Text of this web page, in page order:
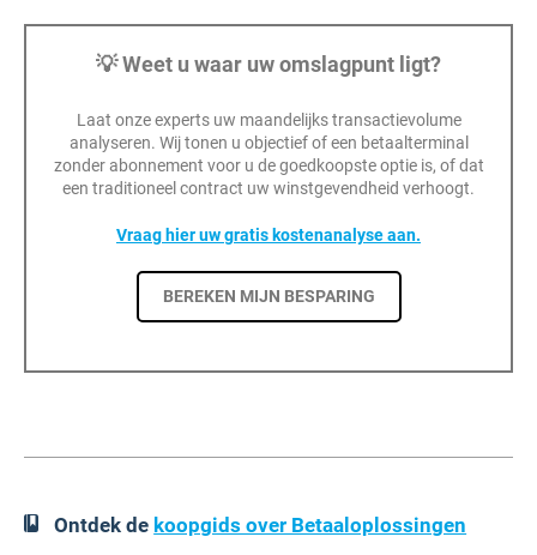
💡 Weet u waar uw omslagpunt ligt?
Laat onze experts uw maandelijks transactievolume
analyseren. Wij tonen u objectief of een betaalterminal
zonder abonnement voor u de goedkoopste optie is, of dat
een traditioneel contract uw winstgevendheid verhoogt.
Vraag hier uw gratis kostenanalyse aan.
BEREKEN MIJN BESPARING
Ontdek de koopgids over Betaaloplossingen